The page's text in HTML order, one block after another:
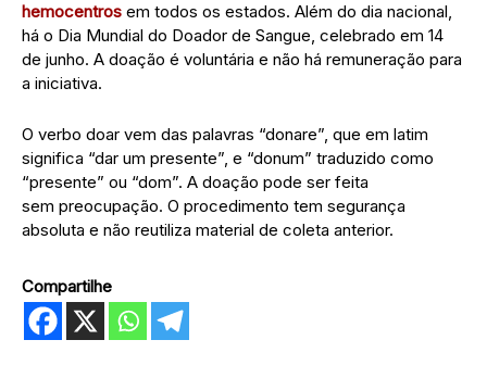
hemocentros em todos os estados. Além do dia nacional,
há o Dia Mundial do Doador de Sangue, celebrado em 14
de junho. A doação é voluntária e não há remuneração para
a iniciativa.
O verbo doar vem das palavras “donare”, que em latim
significa “dar um presente”, e “donum” traduzido como
“presente” ou “dom”. A doação pode ser feita
sem preocupação. O procedimento tem segurança
absoluta e não reutiliza material de coleta anterior.
Compartilhe